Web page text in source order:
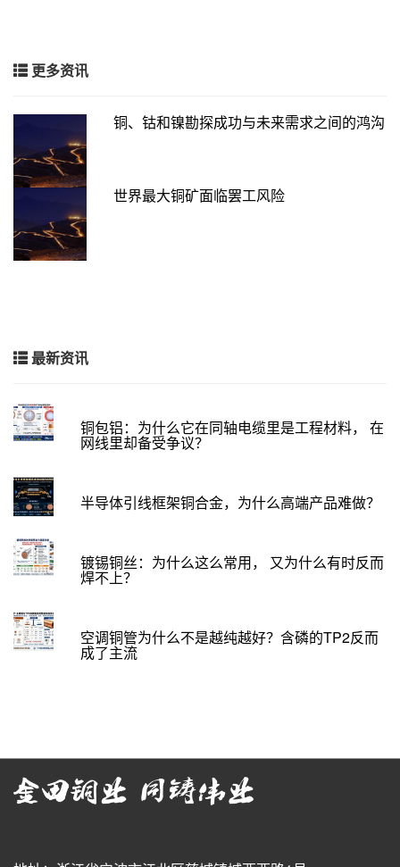
更多资讯
铜、钴和镍勘探成功与未来需求之间的鸿沟
世界最大铜矿面临罢工风险
最新资讯
铜包铝：为什么它在同轴电缆里是工程材料， 在
网线里却备受争议？
半导体引线框架铜合金，为什么高端产品难做？
镀锡铜丝：为什么这么常用， 又为什么有时反而
焊不上？
空调铜管为什么不是越纯越好？含磷的TP2反而
成了主流